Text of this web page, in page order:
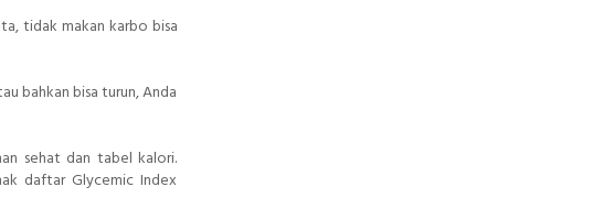
tidak makan karbo bisa
bahkan bisa turun, Anda
sehat dan tabel kalori.
daftar Glycemic Index